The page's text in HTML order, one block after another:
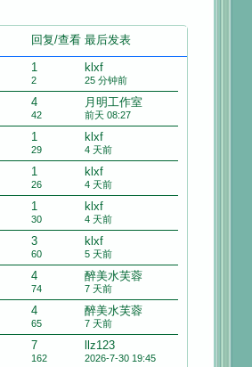
回复/查看 最后发表
1
2
klxf
25 分钟前
4
42
月明工作室
前天 08:27
1
29
klxf
4 天前
1
26
klxf
4 天前
1
30
klxf
4 天前
3
60
klxf
5 天前
4
74
醉美水芙蓉
7 天前
4
65
醉美水芙蓉
7 天前
7
162
llz123
2026-7-30 19:45